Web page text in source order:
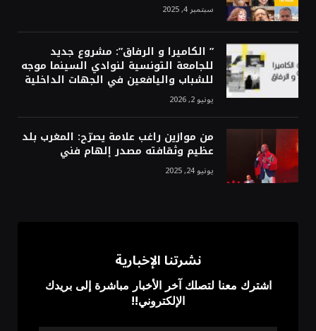
سبتمبر 4, 2025
” الكاميرا و الرفاق”: مشروع جديد
للجامعة التونسية لنوادي السينما موجه
للشباب واليافعين في الجهات الداخلية
يونيو 2, 2026
من موازين راغب علامة يصرّح: المغرب بلد
عظيم وثقافته مصدر إلهام فني
يونيو 24, 2025
نشرتنا الإخبارية
اشترك معنا لتصلك آخر الأخبار مباشرة إلى بريدك
الإلكتروني!!